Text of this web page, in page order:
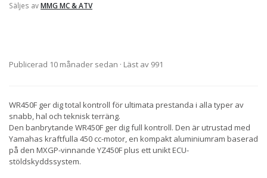
Säljes avMMG MC & ATV
Publicerad 10 månader sedan · Läst av 991
WR450F ger dig total kontroll för ultimata prestanda i alla typer av
snabb, hal och teknisk terräng.
Den banbrytande WR450F ger dig full kontroll. Den är utrustad med
Yamahas kraftfulla 450 cc-motor, en kompakt aluminiumram baserad
på den MXGP-vinnande YZ450F plus ett unikt ECU-
stöldskyddssystem.